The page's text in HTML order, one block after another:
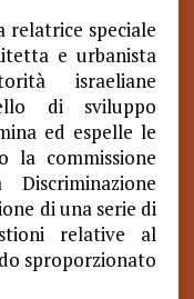
relatrice speciale
e urbanista
israeliane
di sviluppo
ed espelle le
la commissione
di una serie di
relative al
sproporzionato